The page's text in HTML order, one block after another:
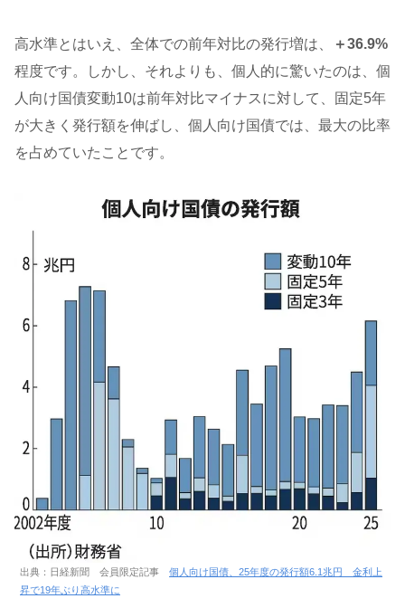
高水準とはいえ、全体での前年対比の発行増は、
＋36.9%
程度です。しかし、それよりも、個人的に驚いたのは、個
人向け国債変動10は前年対比マイナスに対して、固定5年
が大きく発行額を伸ばし、個人向け国債では、最大の比率
を占めていたことです。
出典：日経新聞 会員限定記事 個人向け国債、25年度の発行額6.1兆円 金利上
昇で19年ぶり高水準に